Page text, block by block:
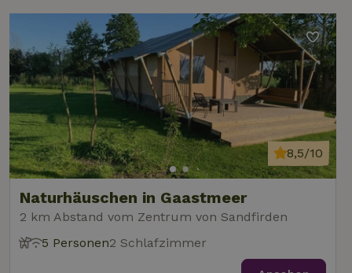
Naturhäuschen in Gaastmeer
2 km Abstand vom Zentrum von Sandfirden
8,5/10
5 Personen2 Schlafzimmer